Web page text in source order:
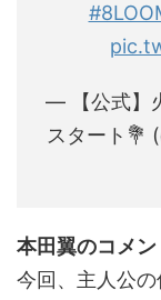
— 【公式】
スタート💐
本田翼のコメン
今回、主人公